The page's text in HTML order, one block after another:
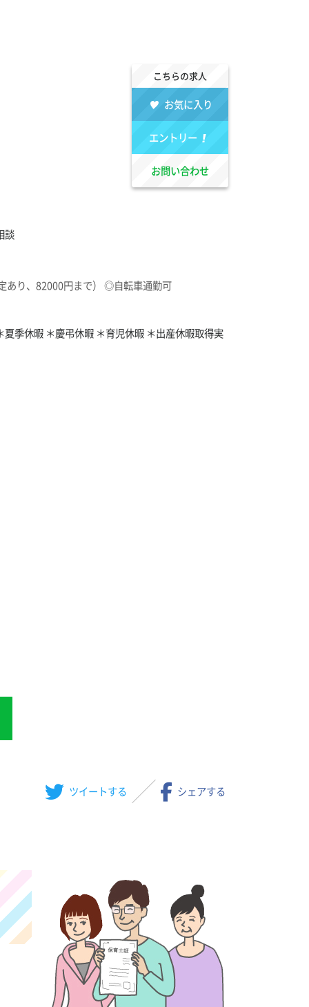
こちらの求人
お気に入り
エントリー
お問い合わせ
談
あり、82000円まで） ◎自転車通勤可
季休暇 ＊慶弔休暇 ＊育児休暇 ＊出産休暇取得実
ツイートする シェアする